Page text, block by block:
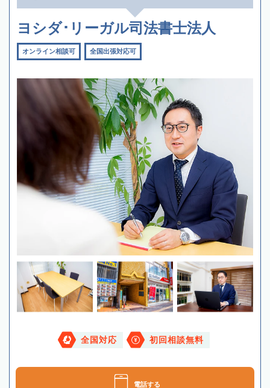
ヨシダ･リーガル司法書士法人
オンライン相談可 全国出張対応可
全国対応 初回相談無料
電話する